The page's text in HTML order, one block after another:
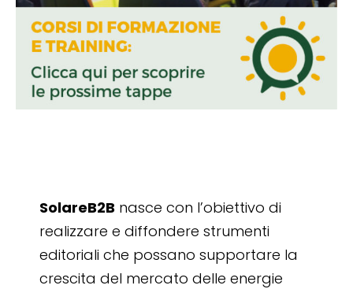
SolareB2B nasce con l’obiettivo di
realizzare e diffondere strumenti
editoriali che possano supportare la
crescita del mercato delle energie